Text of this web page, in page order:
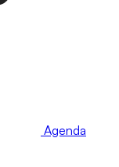
Agenda